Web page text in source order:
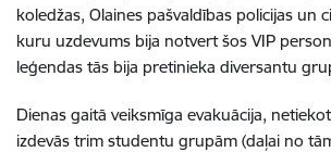
koledžas, Olaines pašvaldības policijas un
kuru uzdevums bija notvert šos VIP
leģendas tās bija pretinieka diversantu
Dienas gaitā veiksmīga evakuācija,
izdevās trim studentu grupām (daļai no